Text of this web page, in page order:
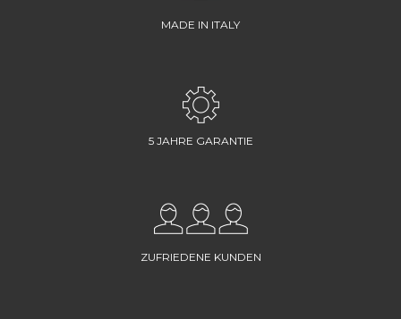
MADE IN ITALY
5 JAHRE GARANTIE
ZUFRIEDENE KUNDEN